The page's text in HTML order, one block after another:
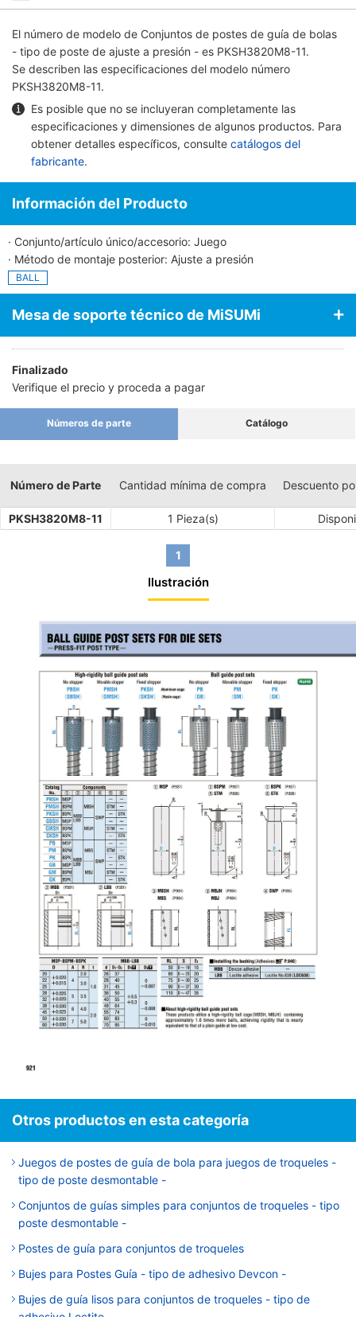
El número de modelo de Conjuntos de postes de guía de bolas
- tipo de poste de ajuste a presión - es PKSH3820M8-11.
Se describen las especificaciones del modelo número
PKSH3820M8-11.
Es posible que no se incluyeran completamente las
especificaciones y dimensiones de algunos productos. Para
obtener detalles específicos, consulte catálogos del
fabricante.
Información del Producto
· Conjunto/artículo único/accesorio: Juego
· Método de montaje posterior: Ajuste a presión
BALL
Mesa de soporte técnico de MiSUMi
Finalizado
Verifique el precio y proceda a pagar
Números de parte Catálogo
Número de Parte Cantidad mínima de compra Descuento
PKSH3820M8-11 1 Pieza(s)
1
Ilustración
Otros productos en esta categoría
Juegos de postes de guía de bola para juegos de troqueles -
tipo de poste desmontable -
Conjuntos de guías simples para conjuntos de troqueles - tipo
poste desmontable -
Postes de guía para conjuntos de troqueles
Bujes para Postes Guía - tipo de adhesivo Devcon -
Bujes de guía lisos para conjuntos de troqueles - tipo de